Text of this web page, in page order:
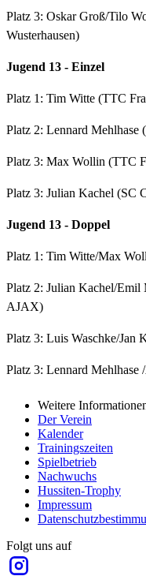
Platz 3: Oskar Groß/Tilo
Wusterhausen)
Jugend 13 - Einzel
Platz 1: Tim Witte (TTC
Platz 2: Lennard
Platz 3: Max Wollin (TTC
Platz 3: Julian Kachel (SC
Jugend 13 - Doppel
Platz 1: Tim Witte/Max
Platz 2: Julian Kachel/
AJAX)
Platz 3: Luis Waschke/Jan
Platz 3: Lennard
Weitere
Der Verein
Kalender
Trainingszeiten
Spielbetrieb
Nachwuchs
Hussiten-Trophy
Impressum
Folgt uns auf